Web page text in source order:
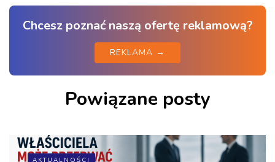
Chcesz poznać naszą ofertę reklamową?
REKLAMA →
Powiązane posty
AKTUALNOŚCI